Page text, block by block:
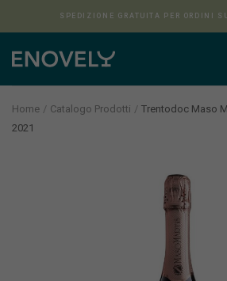
SPEDIZIONE GRATUITA PER ORDINI
Home Catalogo Prodotti
Trentodoc Maso
2021